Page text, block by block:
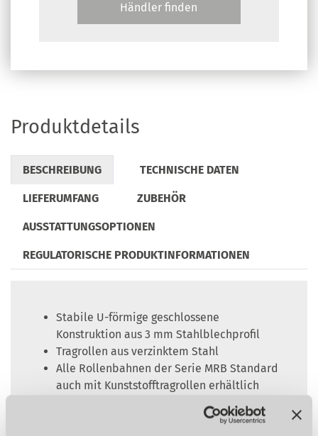
Händler finden
Produktdetails
BESCHREIBUNG TECHNISCHE DATEN
LIEFERUMFANG ZUBEHÖR
AUSSTATTUNGSOPTIONEN
REGULATORISCHE PRODUKTINFORMATIONEN
Stabile U-förmige geschlossene
Konstruktion aus 3 mm Stahlblechprofil
Tragrollen aus verzinktem Stahl
Alle Rollenbahnen der Serie MRB Standard
auch mit Kunststofftragrollen erhältlich
Die maximale Messlänge ist die Bahnlänge